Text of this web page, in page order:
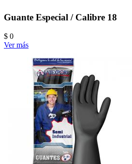
Guante Especial / Calibre 18
$ 0
Ver más